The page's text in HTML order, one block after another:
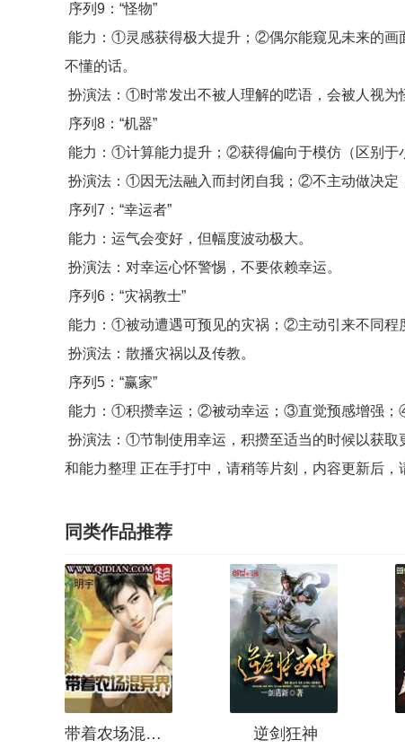
序列9：“怪物”
能力：①灵感获得极大提升；②偶尔能窥见未来的
不懂的话。
扮演法：①时常发出不被人理解的呓语，会被人视
序列8：“机器”
能力：①计算能力提升；②获得偏向于模仿（区别于
扮演法：①因无法融入而封闭自我；②不主动做决定
序列7：“幸运者”
能力：运气会变好，但幅度波动极大。
扮演法：对幸运心怀警惕，不要依赖幸运。
序列6：“灾祸教士”
能力：①被动遭遇可预见的灾祸；②主动引来不同程
扮演法：散播灾祸以及传教。
序列5：“赢家”
能力：①积攒幸运；②被动幸运；③直觉预感增强；
扮演法：①节制使用幸运，积攒至适当的时候以获取
和能力整理 正在手打中，请稍等片刻，内容更新后，
同类作品推荐
带着农场混异界 逆剑狂神